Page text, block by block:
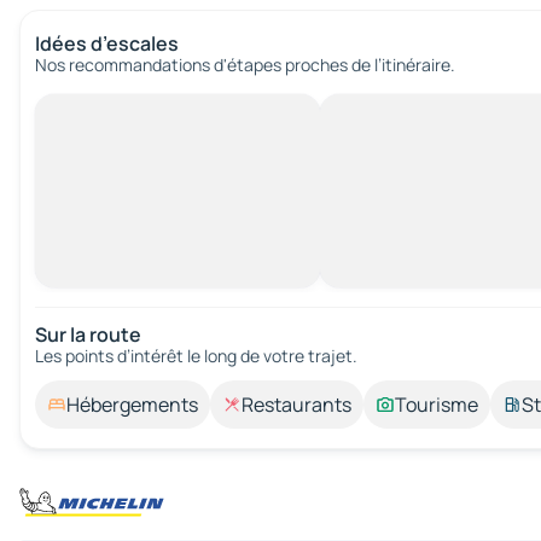
Idées d’escales
Nos recommandations d'étapes proches de l’itinéraire.
Sur la route
Les points d’intérêt le long de votre trajet.
Hébergements Restaurants Tourisme